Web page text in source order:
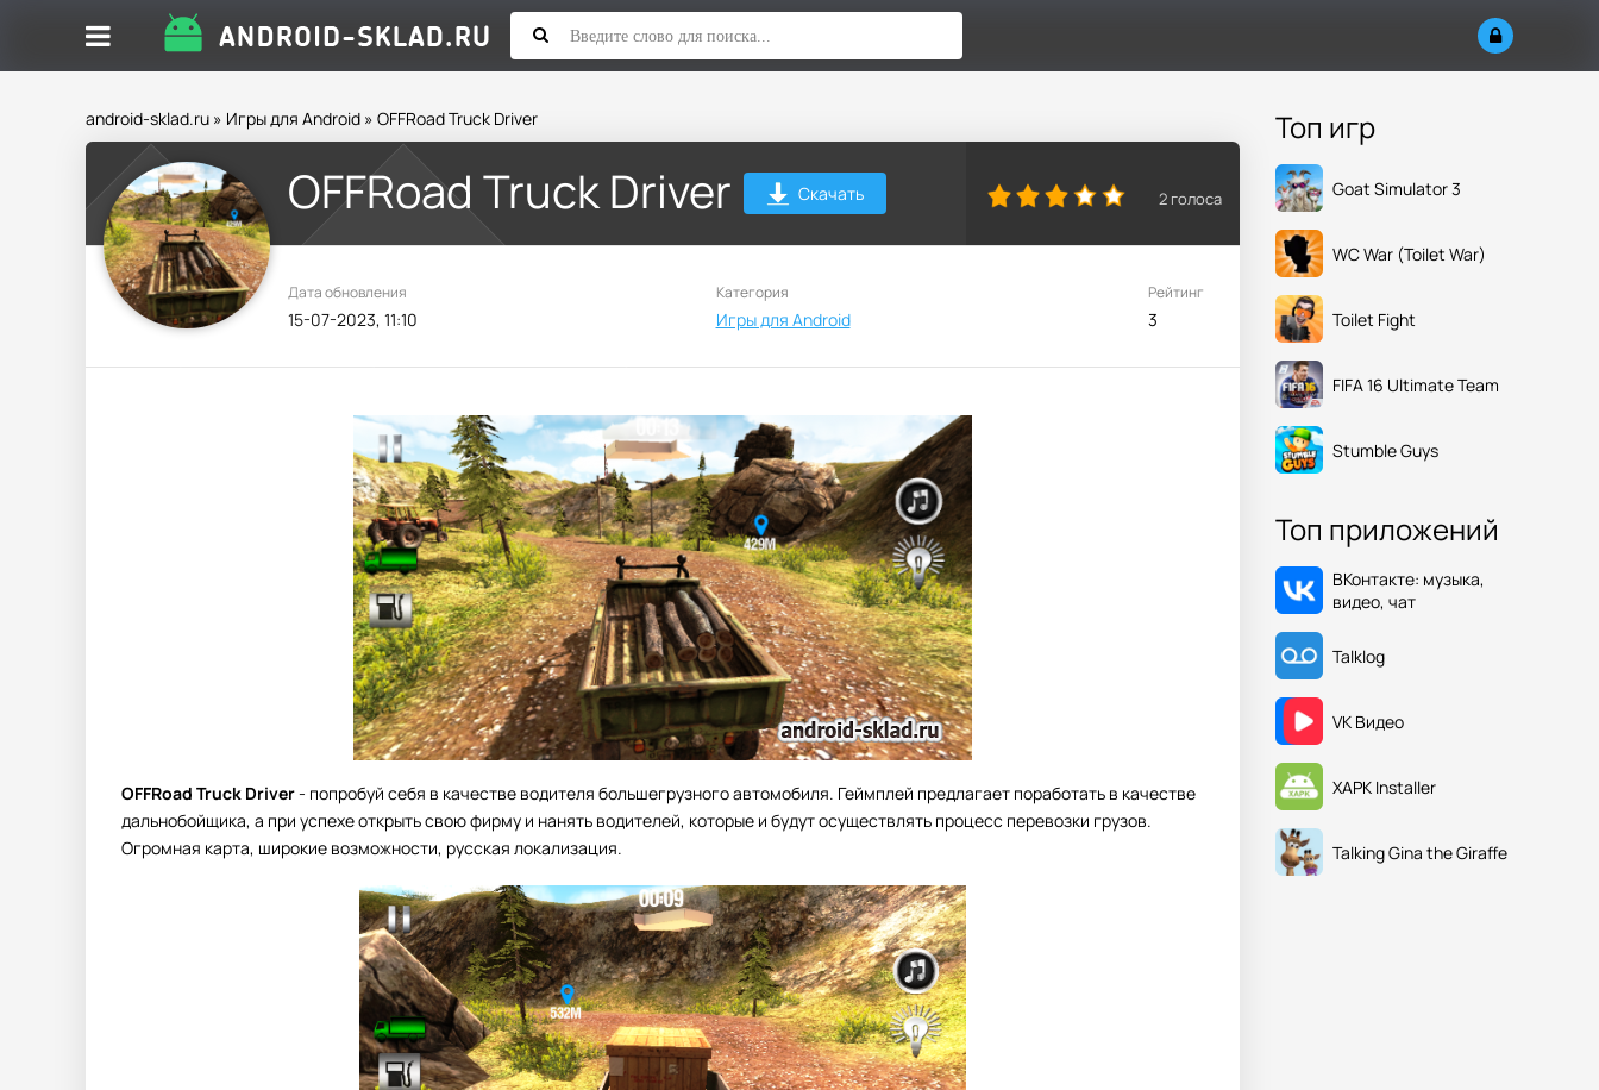
android-sklad.ru » Игры для Android » OFFRoad Truck Driver
OFFRoad Truck Driver Скачать 2 голоса
Дата обновления
15-07-2023, 11:10
Категория
Игры для Android
Рейтинг
3
OFFRoad Truck Driver- попробуй себя в качестве водителя большегрузного автомобиля. Геймплей предлагает поработать в качестве
дальнобойщика, а при успехе открыть свою фирму и нанять водителей, которые и будут осуществлять процесс перевозки грузов.
Огромная карта, широкие возможности, русская локализация.
Топ игр
Goat Simulator 3
WC War (Toilet War)
Toilet Fight
FIFA 16 Ultimate Team
Stumble Guys
Топ приложений
ВКонтакте: музыка,
видео, чат
Talklog
VK Видео
XAPK Installer
Talking Gina the Giraffe